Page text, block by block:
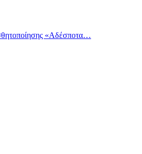
«Αδέσποτα…